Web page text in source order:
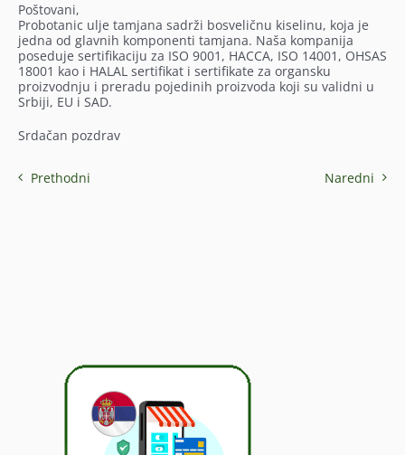
Poštovani,
Probotanic ulje tamjana sadrži bosveličnu kiselinu, koja je
jedna od glavnih komponenti tamjana. Naša kompanija
poseduje sertifikaciju za ISO 9001, HACCA, ISO 14001, OHSAS
18001 kao i HALAL sertifikat i sertifikate za organsku
proizvodnju i preradu pojedinih proizvoda koji su validni u
Srbiji, EU i SAD.
Srdačan pozdrav
Prethodni Naredni